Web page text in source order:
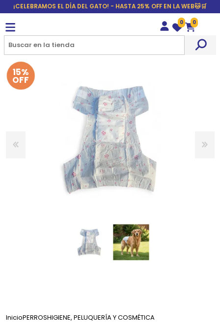
¡CELEBRAMOS EL DÍA DEL GATO! - HASTA 25% OFF EN LA WEB🐱🛒
Wishlist
0
Carrito
0
15%
OFF
InicioPERROSHIGIENE, PELUQUERÍA Y COSMÉTICA